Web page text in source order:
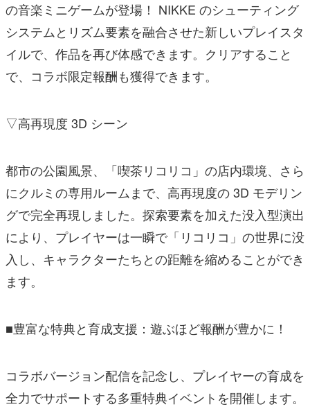
の音楽ミニゲームが登場！ NIKKE のシューティング
システムとリズム要素を融合させた新しいプレイスタ
イルで、作品を再び体感できます。クリアすること
で、コラボ限定報酬も獲得できます。
▽高再現度 3D シーン
都市の公園風景、「喫茶リコリコ」の店内環境、さら
にクルミの専用ルームまで、高再現度の 3D モデリン
グで完全再現しました。探索要素を加えた没入型演出
により、プレイヤーは一瞬で「リコリコ」の世界に没
入し、キャラクターたちとの距離を縮めることができ
ます。
■豊富な特典と育成支援：遊ぶほど報酬が豊かに！
コラボバージョン配信を記念し、プレイヤーの育成を
全力でサポートする多重特典イベントを開催します。